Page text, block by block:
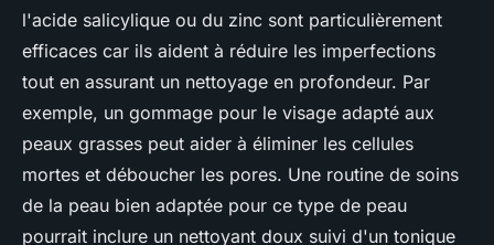
l'acide salicylique ou du zinc sont particulièrement
efficaces car ils aident à réduire les imperfections
tout en assurant un nettoyage en profondeur. Par
exemple, un gommage pour le visage adapté aux
peaux grasses peut aider à éliminer les cellules
mortes et déboucher les pores. Une routine de soins
de la peau bien adaptée pour ce type de peau
pourrait inclure un nettoyant doux suivi d'un tonique